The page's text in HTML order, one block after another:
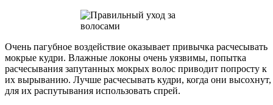
Очень пагубное воздействие оказывает привычка расчесывать
мокрые кудри. Влажные локоны очень уязвимы, попытка
расчесывания запутанных мокрых волос приводит попросту к
их вырыванию. Лучше расчесывать кудри, когда они высохнут,
для их распутывания использовать спрей.